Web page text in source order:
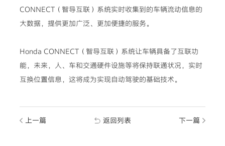
CONNECT（智导互联）系统实时收集到的车辆流动信息的
大数据，提供更加广泛、更加便捷的服务。
Honda CONNECT（智导互联）系统让车辆具备了互联功
能，未来，人、车和交通硬件设施等将保持联通状况，实时
互换位置信息，这将成为实现自动驾驶的基础技术。
上一篇 返回列表 下一篇